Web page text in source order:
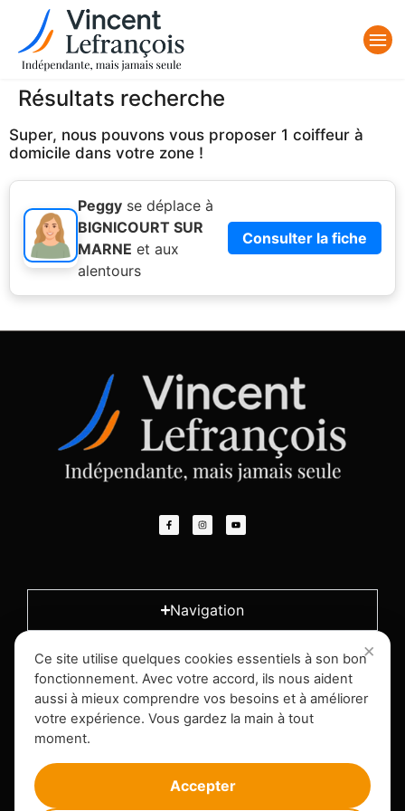
Résultats recherche
Super, nous pouvons vous proposer 1 coiffeur à
domicile dans votre zone !
Peggy se déplace à
BIGNICOURT SUR
MARNE et aux
alentours
Consulter la fiche
Navigation
L'entreprise
Infos légales
Ce site utilise quelques cookies essentiels à son bon
fonctionnement. Avec votre accord, ils nous aident
aussi à mieux comprendre vos besoins et à améliorer
votre expérience. Vous gardez la main à tout
moment.
Accepter